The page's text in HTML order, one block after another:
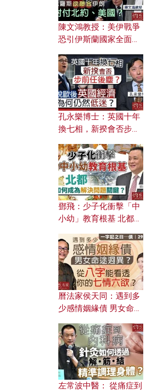
陳文鴻教授：美伊戰爭
恐引伊斯蘭國家全面反
對付北約美國？
孔永樂博士：英國十年
換七相，新揆會否步前
濟為何仍然低迷？
鄧飛：少子化衝擊「中
小幼」教育根基 北都如
曆法家侯天同：遇到多
少感情姻緣債 男女命途
的七情六欲？
左常波中醫： 從痛症到